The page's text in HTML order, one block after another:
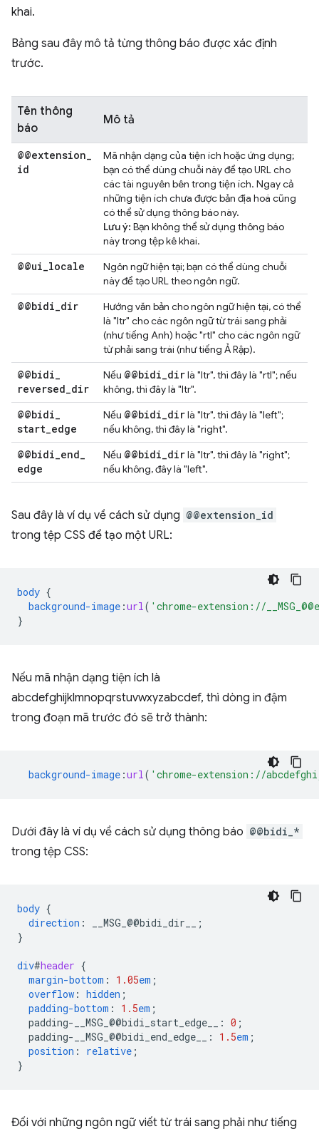
khai.
Bảng sau đây mô tả từng thông báo được xác định
trước.
Tên thông
báo
Mô tả
@@extension
id
Mã nhận dạng của tiện ích hoặc ứng dụng;
bạn có thể dùng chuỗi này để tạo URL cho
các tài nguyên bên trong tiện ích. Ngay cả
những tiện ích chưa được bản địa hoá cũng
có thể sử dụng thông báo này.
Lưu ý: Bạn không thể sử dụng thông báo
này trong tệp kê khai.
@@ui locale
Ngôn ngữ hiện tại; bạn có thể dùng chuỗi
này để tạo URL theo ngôn ngữ.
@@bidi dir
Hướng văn bản cho ngôn ngữ hiện tại, có thể
là "ltr" cho các ngôn ngữ từ trái sang phải
(như tiếng Anh) hoặc "rtl" cho các ngôn ngữ
từ phải sang trái (như tiếng Ả Rập).
@@bidi
reversed dir
Nếu @@bidi dirlà "ltr", thì đây là "rtl"; nếu
không, thì đây là "ltr".
@@bidi
start edge
Nếu @@bidi dirlà "ltr", thì đây là "left";
nếu không, thì đây là "right".
@@bidi end
edge
Nếu @@bidi dirlà "ltr", thì đây là "right";
nếu không, đây là "left".
Sau đây là ví dụ về cách sử dụng @@extension_id
trong tệp CSS để tạo một URL:
body {
background-image :url ( 'chrome-extension://
}
Nếu mã nhận dạng tiện ích là
abcdefghijklmnopqrstuvwxyzabcdef, thì dòng in đậm
trong đoạn mã trước đó sẽ trở thành:
background-image :url ( 'chrome-extension://
Dưới đây là ví dụ về cách sử dụng thông báo @@bidi_*
trong tệp CSS:
body {
direction : __MSG_ @@bidi_dir__
;
}
div#header {
margin-bottom : 1.05em ;
overflow : hidden ;
padding-bottom : 1.5em ;
padding-__MSG_@@bidi_start_edge__ : 0 ;
padding-__MSG_@@bidi_end_edge__ : 1.5em ;
position : relative ;
}
Đối với những ngôn ngữ viết từ trái sang phải như tiếng